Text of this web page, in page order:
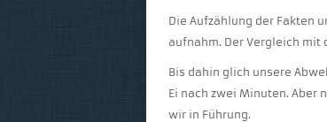
Die Aufzählung der Fakten
aufnahm. Der Vergleich mit
Bis dahin glich unsere
Ei nach zwei Minuten. Aber
wir in Führung.